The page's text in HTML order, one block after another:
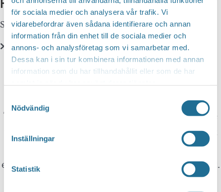
för sociala medier och analysera vår trafik. Vi
vidarebefordrar även sådana identifierare och annan
information från din enhet till de sociala medier och
annons- och analysföretag som vi samarbetar med.
Dessa kan i sin tur kombinera informationen med annan
information som du har tillhandahållit eller som de har
Nödvändig
Inställningar
Statistik
Hittar du inte vad du söker?
Sök här... SEARCH
Translate
You can translate this website with Google
Translate. It is important to remember that the
translation is being done by a machine and not
by a person. This means that you can never
expect the translation to be 100 percent correct.